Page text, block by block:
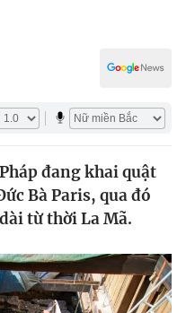
đang khai quật
Bà Paris, qua đó
từ thời La Mã.